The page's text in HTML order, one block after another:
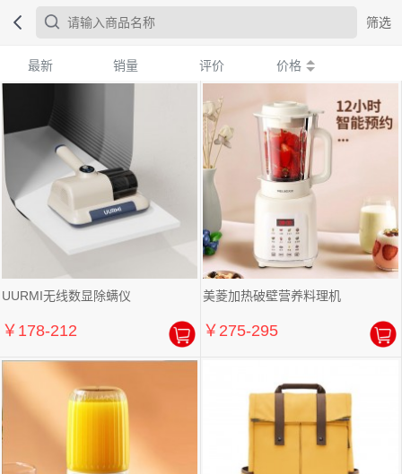
筛选
最新 销量 评价 价格
UURMI无线数显除螨仪
￥178-212
美菱加热破壁营养料理机
￥275-295